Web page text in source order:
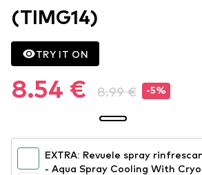
(TIMG14)
TRY IT ON
8.54 € 8.99 € -5%
EXTRA: Revuele spray
- Aqua Spray Cooling With Cryo